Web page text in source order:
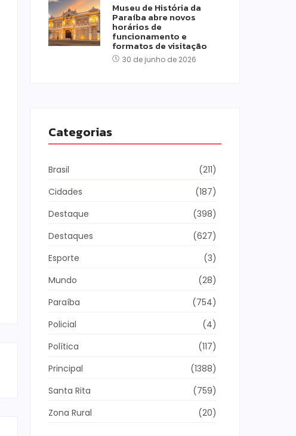
Museu de História da
Paraíba abre novos
horários de
funcionamento e
formatos de visitação
30 de junho de 2026
Categorias
Brasil
(211)
Cidades
(187)
Destaque
(398)
Destaques
(627)
Esporte
(3)
Mundo
(28)
Paraíba
(754)
Policial
(4)
Política
(117)
Principal
(1388)
Santa Rita
(759)
Zona Rural
(20)